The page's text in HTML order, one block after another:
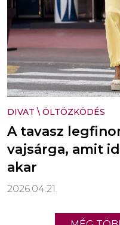
DIVAT \ ÖLTÖZKÖDÉS
A tavasz
vajsárga, amit
akar
2026.04.21.